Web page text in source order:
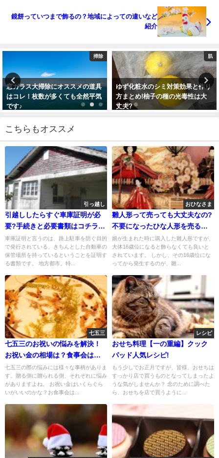
鏡餅っていつまで飾るの？地域によっての違いなど
紹介
掃除
窓ガラス大掃除にオススメの道具
はコレ！枚数が多くても全然平気
です♪
肌
ゆず化粧水のシミ対策効果と作り
方まとめ!柚子の種の光毒性は大
丈夫?
こちらもオススメ
引っ越し
引越ししたらすぐ車庫証明が必
要?手続きと必要書類はコチラで
す
車庫証明と言うのは、路上駐車を防ぐ目的
で発行されている、きちんとした自動車の
保管場所を持っているということを証明す
る書類です。 地方都市。特...
おひなさま
雛人形って売っても大丈夫なの?
不要になったひな人形を売るの
はどこで?オススメの方法は?
娘が生まれた時に購入した雛人形ですが、
大体16歳位になると飾らなくても良いと
されています。 しかし、その16歳位にな
ってから発生するのが、雛...
七五三
七五三のお祝いの悩みを解決！
お祝い金の相場は？食事会はど
うするの？
七五三の際の悩みには様々な事柄がありま
す。贈る側に贈られる側、それぞれに悩み
がありますよね。 お祝い金はいくらぐら
いがいいのかな？お食事会は...
レシピ
おせち料理【一の重編】クック
パッド人気レシピ!
もう少しでお正月ですが、皆様、おせちは
すっかり店で買うものとなってしまったよ
うな気がしませんか？ 念のために調べた
ら、おせちを店で買うように...